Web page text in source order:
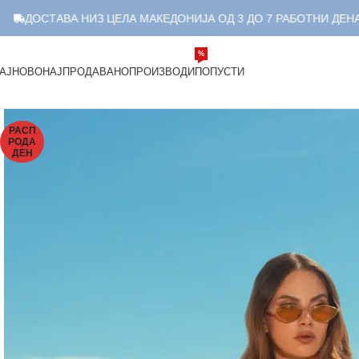
НИЗ ЦЕЛА МАКЕДОНИЈА ОД 3 ДО 7 РАБОТНИ ДЕНА.
НАЈПРОДАВАНОПРОИЗВОДИ ПОПУСТИ
%
РАСП
РОДА
ДЕН